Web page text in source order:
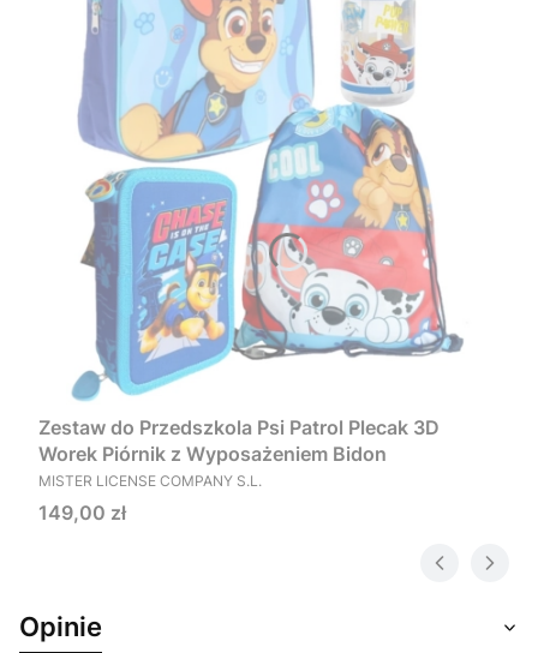
Zestaw do Przedszkola Psi Patrol Plecak 3D
Worek Piórnik z Wyposażeniem Bidon
PRODUCENT
MISTER LICENSE COMPANY S.L.
Cena
149,00 zł
Opinie